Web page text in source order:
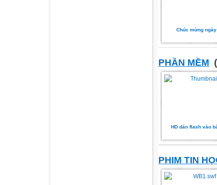
Chúc mừng ngày
PHẦN MỀM
HD dán flash vào
PHIM TIN